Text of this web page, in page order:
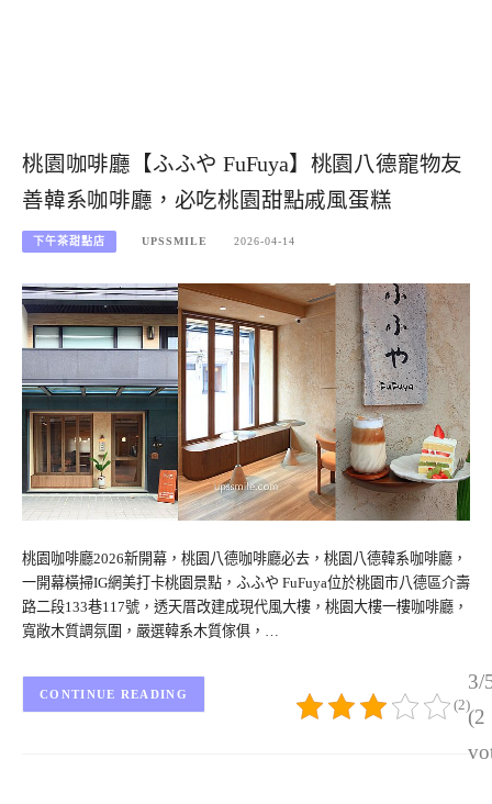
桃園咖啡廳【ふふや FuFuya】桃園八德寵物友
善韓系咖啡廳，必吃桃園甜點戚風蛋糕
下午茶甜點店 UPSSMILE 2026-04-14
桃園咖啡廳2026新開幕，桃園八德咖啡廳必去，桃園八德韓系咖啡廳，
一開幕橫掃IG網美打卡桃園景點，ふふや FuFuya位於桃園市八德區介壽
路二段133巷117號，透天厝改建成現代風大樓，桃園大樓一樓咖啡廳，
寬敞木質調氛圍，嚴選韓系木質傢俱，…
3/
(2
(2)
CONTINUE READING